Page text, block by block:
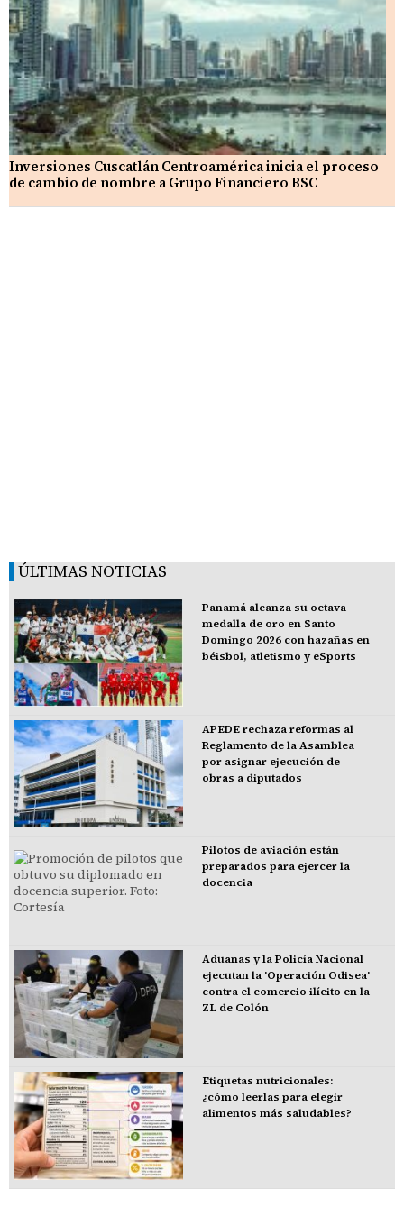
Inversiones Cuscatlán Centroamérica inicia el proceso
de cambio de nombre a Grupo Financiero BSC
ÚLTIMAS NOTICIAS
Panamá alcanza su octava
medalla de oro en Santo
Domingo 2026 con hazañas en
béisbol, atletismo y eSports
APEDE rechaza reformas al
Reglamento de la Asamblea
por asignar ejecución de
obras a diputados
Pilotos de aviación están
preparados para ejercer la
docencia
Aduanas y la Policía Nacional
ejecutan la 'Operación Odisea'
contra el comercio ilícito en la
ZL de Colón
Etiquetas nutricionales:
¿cómo leerlas para elegir
alimentos más saludables?